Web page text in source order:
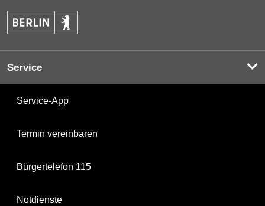
Service
Service-App
Termin vereinbaren
Bürgertelefon 115
Notdienste